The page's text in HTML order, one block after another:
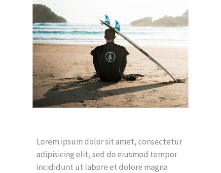
Lorem ipsum dolor sit amet, consectetur
adipisicing elit, sed do eiusmod tempor
incididunt ut labore et dolore magna